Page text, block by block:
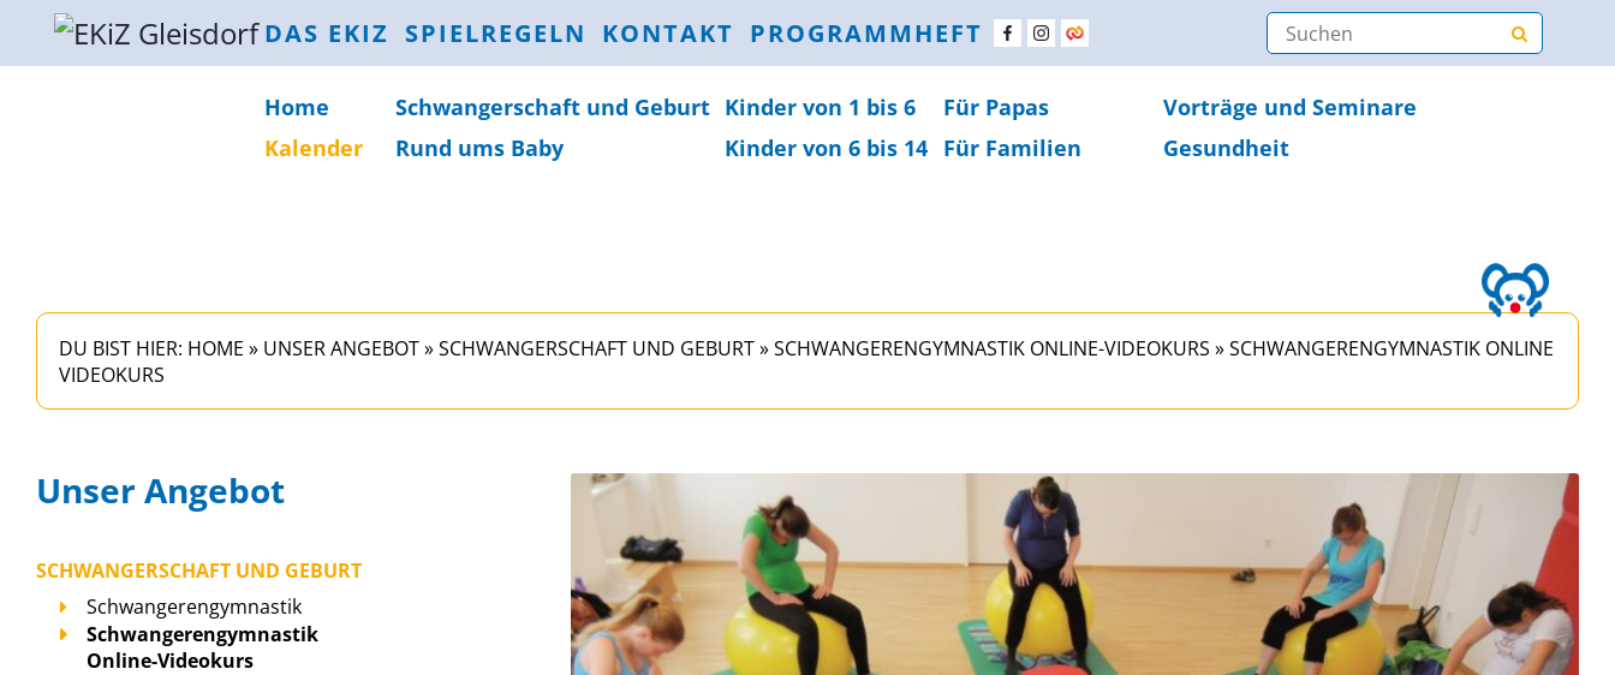
DAS EKIZ SPIELREGELN KONTAKT PROGRAMMHEFT
Home Schwanger­schaft und Geburt Kinder von 1 bis 6 Für Papas
Vorträge und Seminare
Kalender
Rund ums Baby Kinder von 6 bis 14 Für Familien Gesundheit
DU BIST HIER: HOME » UNSER ANGEBOT»SCHWANGERSCHAFT UND GEBURT»SCHWANGERENGYMNASTIK ONLINE-VIDEOKURS »SCHWANGERENGYMNASTIK ONLINE
VIDEOKURS
Unser Angebot
SCHWANGERSCHAFT UND GEBURT
Schwangerengymnastik
Schwangerengymnastik
Online-Videokurs